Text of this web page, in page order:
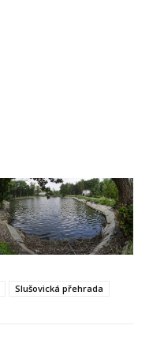
Slušovická přehrada